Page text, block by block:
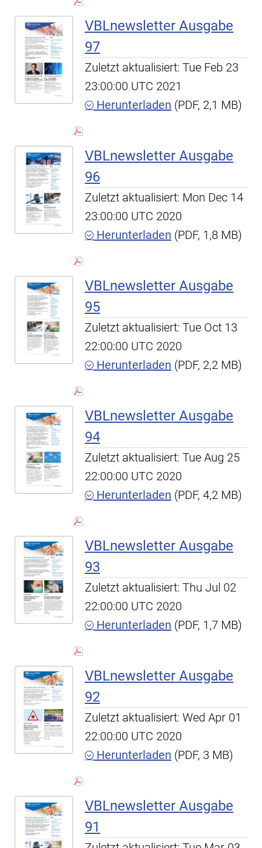
VBLnewsletter Ausgabe
97
Zuletzt aktualisiert: Tue Feb 23
23:00:00 UTC 2021
Herunterladen (PDF, 2,1 MB)
VBLnewsletter Ausgabe
96
Zuletzt aktualisiert: Mon Dec 14
23:00:00 UTC 2020
Herunterladen (PDF, 1,8 MB)
VBLnewsletter Ausgabe
95
Zuletzt aktualisiert: Tue Oct 13
22:00:00 UTC 2020
Herunterladen (PDF, 2,2 MB)
VBLnewsletter Ausgabe
94
Zuletzt aktualisiert: Tue Aug 25
22:00:00 UTC 2020
Herunterladen (PDF, 4,2 MB)
VBLnewsletter Ausgabe
93
Zuletzt aktualisiert: Thu Jul 02
22:00:00 UTC 2020
Herunterladen (PDF, 1,7 MB)
VBLnewsletter Ausgabe
92
Zuletzt aktualisiert: Wed Apr 01
22:00:00 UTC 2020
Herunterladen (PDF, 3 MB)
VBLnewsletter Ausgabe
91